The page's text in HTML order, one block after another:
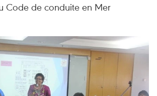
Code de conduite en Mer